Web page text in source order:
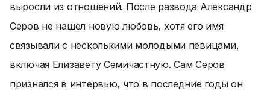
выросли из отношений. После развода Александр
Серов не нашел новую любовь, хотя его имя
связывали с несколькими молодыми певицами,
включая Елизавету Семичастную. Сам Серов
признался в интервью, что в последние годы он